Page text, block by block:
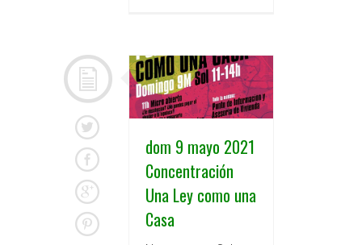
dom 9 mayo 2021
Concentración
Una Ley como una
Casa